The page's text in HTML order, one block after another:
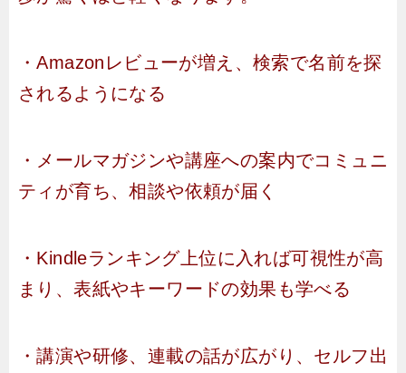
・Amazonレビューが増え、検索で名前を探
されるようになる
・メールマガジンや講座への案内でコミュニ
ティが育ち、相談や依頼が届く
・Kindleランキング上位に入れば可視性が高
まり、表紙やキーワードの効果も学べる
・講演や研修、連載の話が広がり、セルフ出